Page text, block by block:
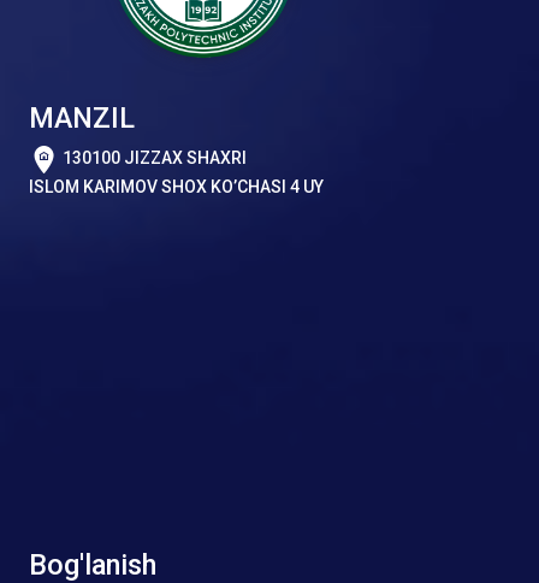
MANZIL
130100 JIZZAX SHAXRI
ISLOM KARIMOV SHOX KO’CHASI 4 UY
Bog'lanish